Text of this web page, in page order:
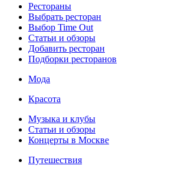
Рестораны
Выбрать ресторан
Выбор Time Out
Статьи и обзоры
Добавить ресторан
Подборки ресторанов
Мода
Красота
Музыка и клубы
Статьи и обзоры
Концерты в Москве
Путешествия